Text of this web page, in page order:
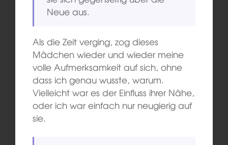
Neue aus.
Als die Zeit verging, zog dieses
Mädchen wieder und wieder meine
volle Aufmerksamkeit auf sich, ohne
dass ich genau wusste, warum.
Vielleicht war es der Einfluss ihrer Nähe,
oder ich war einfach nur neugierig auf
sie.